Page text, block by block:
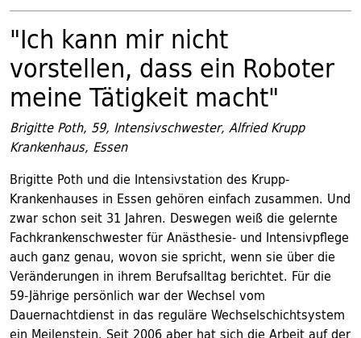
"Ich kann mir nicht
vorstellen, dass ein Roboter
meine Tätigkeit macht"
Brigitte Poth, 59, Intensivschwester, Alfried Krupp
Krankenhaus, Essen
Brigitte Poth und die Intensivstation des Krupp-
Krankenhauses in Essen gehören einfach zusammen. Und
zwar schon seit 31 Jahren. Deswegen weiß die gelernte
Fachkrankenschwester für Anästhesie- und Intensivpflege
auch ganz genau, wovon sie spricht, wenn sie über die
Veränderungen in ihrem Berufsalltag berichtet. Für die
59-Jährige persönlich war der Wechsel vom
Dauernachtdienst in das reguläre Wechselschichtsystem